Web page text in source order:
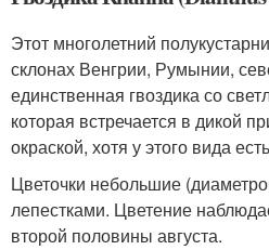
Этот многолетний
склонах Венгрии, Румынии,
единственная гвоздика со
которая встречается в дикой
окраской, хотя у этого вида
Цветочки небольшие
лепестками. Цветение
второй половины августа.